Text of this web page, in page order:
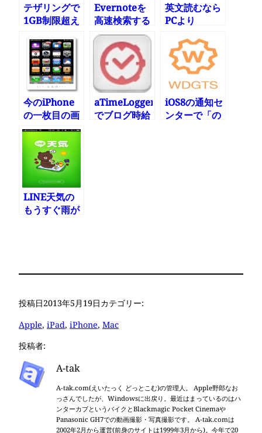
テザリングで
1GB制限超え
Macにアプリ
入れたよ
Evernoteを
高速検索する
withEverが
便利
英文読むなら
PCより
が便利
今のiPhone
の一枚目の画
面
aTimeLogger2
でブログ時給
iOS8の通知セ
ンターで「の
LINE天気の
もうすぐ雨が
投稿日2013年5月19日カテゴリー:
Apple, iPad, iPhone, Mac
投稿者:
A-tak
A-tak.com(えいたっく どっとこむ)の管理人。 Apple野郎なお
っさんでしたが、Windowsに出戻り。最近はまっているのはハ
ンターカブというバイクとBlackmagic Pocket Cinemaや
Panasonic GH7での動画撮影・写真撮影です。 A-tak.comは
2002年2月から運営(前身のサイトは1999年3月から)。今年で20